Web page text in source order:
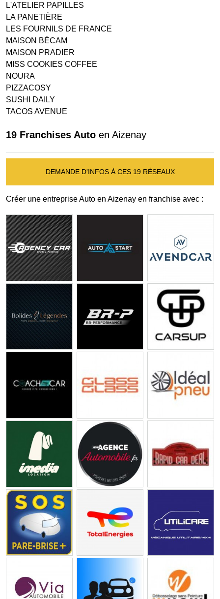
L'ATELIER PAPILLES
LA PANETIÈRE
LES FOURNILS DE FRANCE
MAISON BÉCAM
MAISON PRADIER
MISS COOKIES COFFEE
NOURA
PIZZACOSY
SUSHI DAILY
TACOS AVENUE
19 Franchises Auto en Aizenay
DEMANDE D'INFOS À CES 19 RÉSEAUX
Créer une entreprise Auto en Aizenay en franchise avec :